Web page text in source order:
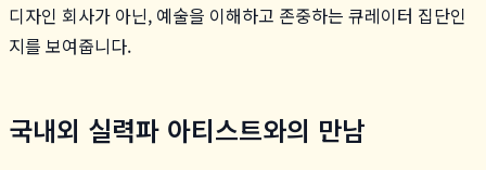
디자인 회사가 아닌, 예술을 이해하고 존중하는 큐레이터 집단인
지를 보여줍니다.
국내외 실력파 아티스트와의 만남